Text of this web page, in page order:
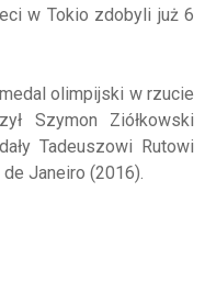
w Tokio zdobyli już 6
olimpijski w rzucie
Szymon Ziółkowski
Tadeuszowi Rutowi
Janeiro (2016).